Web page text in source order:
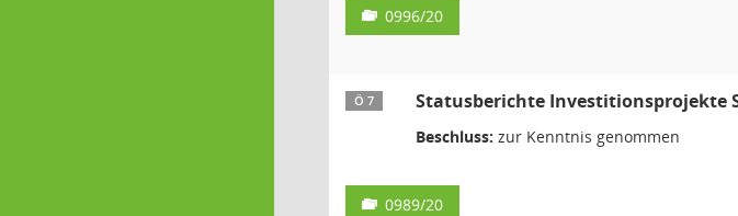
0996/20
Ö 7 Statusberichte Investitionsprojekte
Beschluss: zur Kenntnis genommen
0989/20